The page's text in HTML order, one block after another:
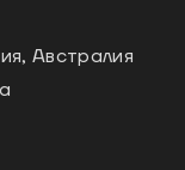
Австралия